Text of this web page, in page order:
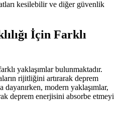
kesilebilir ve diğer güvenlik
İçin Farklı
yaklaşımlar bulunmaktadır.
rijitliğini artırarak deprem
dayanırken, modern yaklaşımlar,
deprem enerjisini absorbe etmeyi